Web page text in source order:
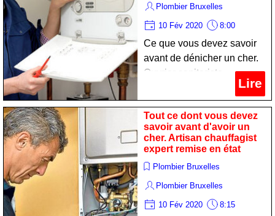
Plombier Bruxelles
10 Fév 2020 8:00
Ce que vous devez savoir
avant de dénicher un cher.
Ouvrier sanitariste
professionnel remise en
état
Lire
Tout ce dont vous devez
savoir avant d'avoir un
cher. Artisan chauffagist
expert remise en état
Plombier Bruxelles
Plombier Bruxelles
10 Fév 2020 8:15